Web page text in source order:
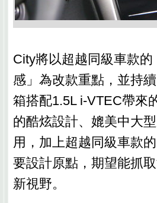
City將以超越同級車款
感」為改款重點，並持
箱搭配1.5L i-VTEC帶來
的酷炫設計、媲美中大
用，加上超越同級車款
要設計原點，期望能抓
新視野。